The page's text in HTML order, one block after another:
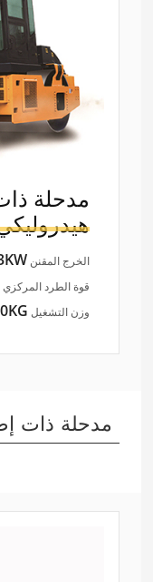
مدحلة
الخرج المقنن
قوة الطرد المركزي
وزن التشغيل
مدحلة ذات